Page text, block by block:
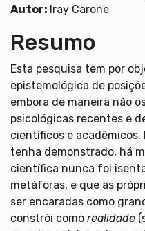
Autor: Iray Carone
Resumo
Esta pesquisa tem por
epistemológica de
embora de maneira não
psicológicas recentes e
científicos e
tenha demonstrado, há
científica nunca foi
metáforas, e que as
ser encaradas como
constrói como realidade